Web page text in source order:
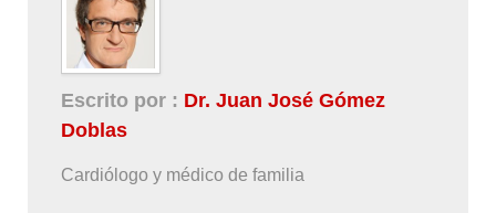
Escrito por : Dr. Juan José Gómez
Doblas
Cardiólogo y médico de familia